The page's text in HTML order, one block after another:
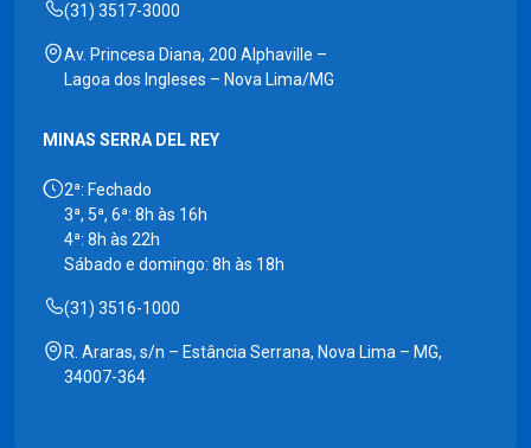
(31) 3517-3000
Av. Princesa Diana, 200 Alphaville –
Lagoa dos Ingleses – Nova Lima/MG
MINAS SERRA DEL REY
2ª: Fechado
3ª, 5ª, 6ª: 8h às 16h
4ª: 8h às 22h
Sábado e domingo: 8h às 18h
(31) 3516-1000
R. Araras, s/n – Estância Serrana, Nova Lima – MG,
34007-364